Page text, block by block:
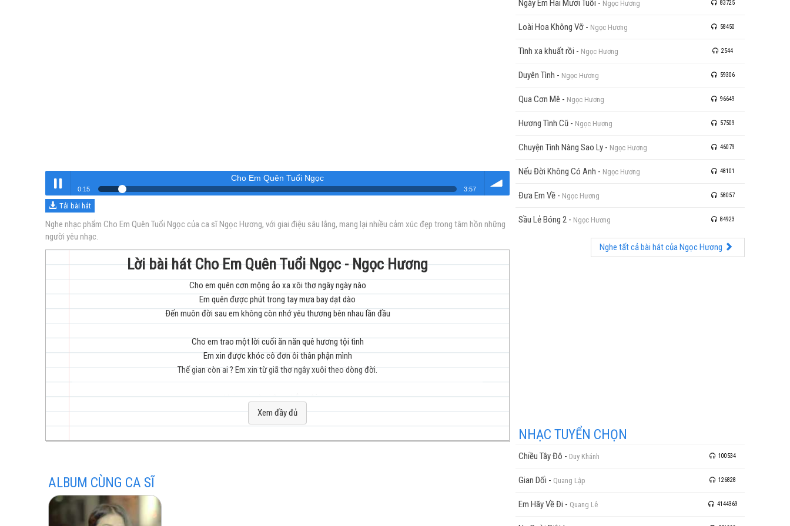
Nghe
nhất
Cho Em Quên Tuổi Ngọc
0:16 3:57
Cho Em Quên Tuổi Ngọc
Tải bài hát
Nghe nhạc phẩm Cho Em Quên Tuổi Ngọc của ca sĩ Ngọc Hương, với giai điệu sâu lắng, mang lại nhiều cảm xúc đẹp trong tâm hồn những
người yêu nhạc.
Lời bài hát Cho Em Quên Tuổi Ngọc - Ngọc Hương
Cho em quên cơn mộng ảo xa xôi thơ ngây ngày nào
Em quên được phút trong tay mưa bay dạt dào
Ðến muôn đời sau em không còn nhớ yêu thương bên nhau lần đầu
Cho em trao một lời cuối ăn năn quê hương tội tình
Em xin được khóc cô đơn ôi thân phận mình
Thế gian còn ai ? Em xin từ giã thơ ngây xuôi theo dòng đời.
Hơi men nào cũng chẳng đủ say
Thêm cho đầy giấc mộng chua cay
Có nhớ phút giây lầm lỡ
Uống cho thật say
Xem đầy đủ
ALBUM CÙNG CA SĨ
Ngày Em Hai Mươi Tuổi - Ngọc Hương 83725
Loài Hoa Không Vỡ - Ngọc Hương 58450
Tình xa khuất rồi - Ngọc Hương 2544
Duyên Tình - Ngọc Hương 59306
Qua Cơn Mê - Ngọc Hương 96649
Hương Tình Cũ - Ngọc Hương 57509
Chuyện Tình Nàng Sao Ly - Ngọc Hương 46079
Nếu Đời Không Có Anh - Ngọc Hương 48101
Đưa Em Về - Ngọc Hương 58057
Sầu Lẻ Bóng 2 - Ngọc Hương 84923
Nghe tất cả bài hát của Ngọc Hương
NHẠC TUYỂN CHỌN
Chiều Tây Đô - Duy Khánh 100534
Gian Dối - Quang Lập 126828
Em Hãy Về Đi - Quang Lê 4144369